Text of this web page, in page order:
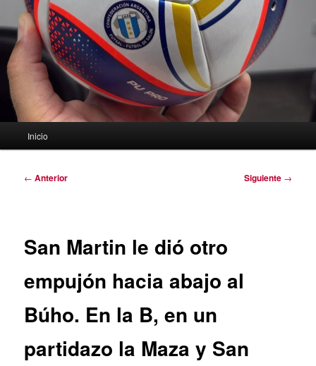
Inicio
Navegación
← Anterior Siguiente →
San Martin le dió otro
empujón hacia abajo al
Búho. En la B, en un
partidazo la Maza y San